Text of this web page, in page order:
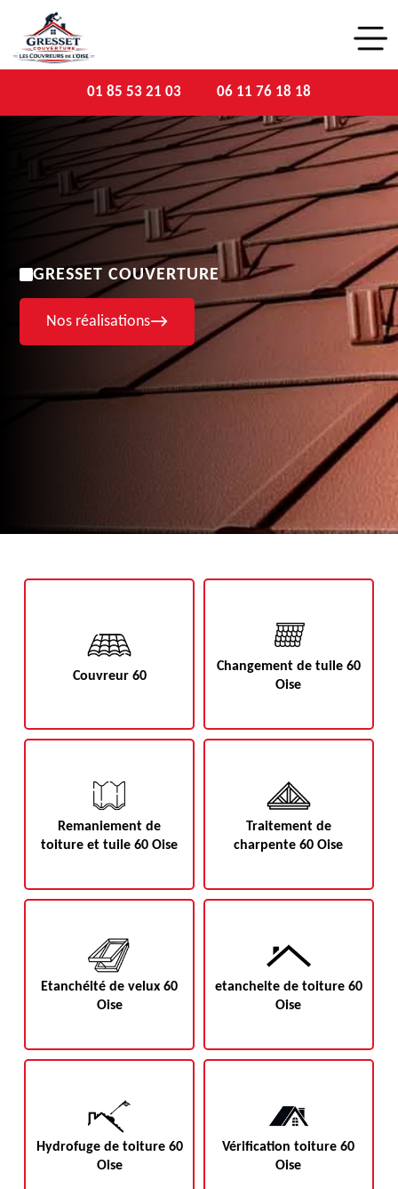
01 85 53 21 03 06 11 76 18 18
GRESSET COUVERTURE
Nos réalisations
Couvreur 60
Changement de tuile 60
Oise
Remaniement de
toiture et tuile 60 Oise
Traitement de
charpente 60 Oise
Etanchéité de velux 60
Oise
etancheite de toiture 60
Oise
Hydrofuge de toiture 60
Oise
Vérification toiture 60
Oise